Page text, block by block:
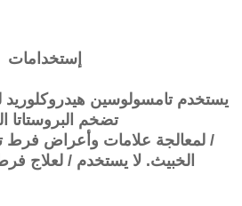
إستخدامات
يستخدم تامسولوسين
تضخم البروستاتا
/ لمعالجة علامات وأعراض فرط
الخبيث. لا يستخدم / لعلاج